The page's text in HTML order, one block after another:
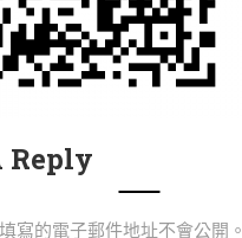
Reply
寫的電子郵件地址不會公開。